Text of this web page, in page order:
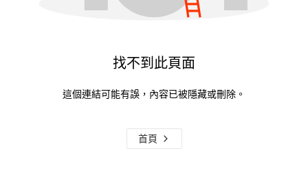
找不到此頁面
這個連結可能有誤，內容已被隱藏或刪除。
首頁